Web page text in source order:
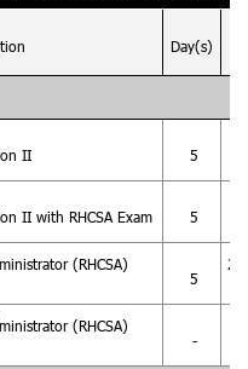
Day(s)
II 5
II with RHCSA Exam 5
(RHCSA)
5
(RHCSA)
-